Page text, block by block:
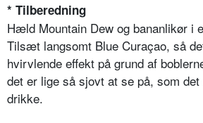
* Tilberedning
Hæld Mountain Dew og bananlikør i
Tilsæt langsomt Blue Curaçao, så
hvirvlende effekt på grund af
det er lige så sjovt at se på, som
drikke.